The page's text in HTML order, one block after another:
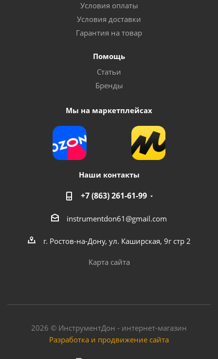
Условия оплаты
Условия доставки
Гарантия на товар
Помощь
Статьи
Бренды
Мы на маркетплейсах
Наши контакты
+7 (863) 261-61-99
instrumentdon61@gmail.com
г. Ростов-на-Дону, ул. Каширская, 9г стр 2
Карта сайта
2026 © ИнструментДон - интернет-магазин
Разработка и продвижение сайта